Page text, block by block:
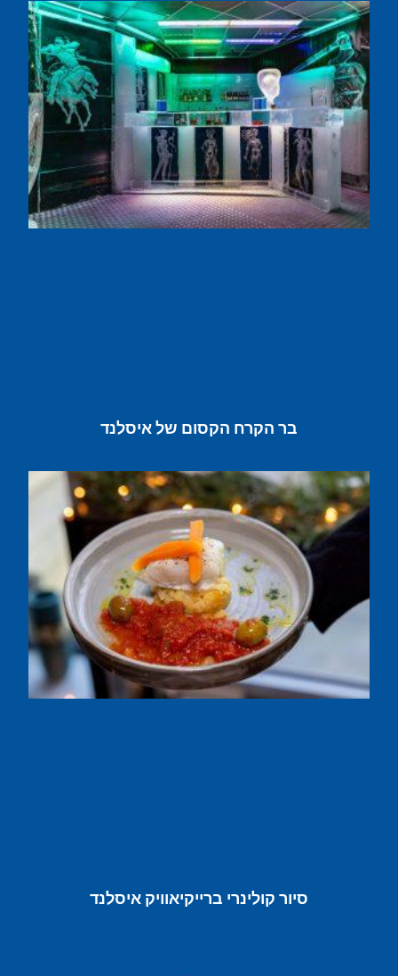
בר הקרח הקסום של איסלנד
סיור קולינרי ברייקיאוויק איסלנד